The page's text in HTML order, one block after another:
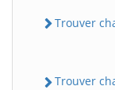
Trouver
Trouver